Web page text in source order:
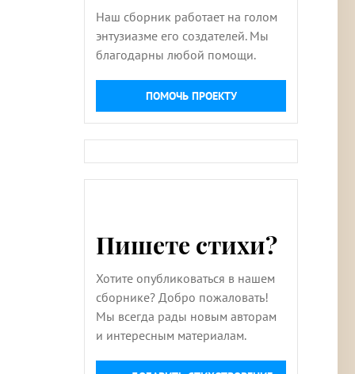
Наш сборник работает на голом
энтузиазме его создателей. Мы
благодарны любой помощи.
ПОМОЧЬ ПРОЕКТУ
Пишете стихи?
Хотите опубликоваться в нашем
сборнике? Добро пожаловать!
Мы всегда рады новым авторам
и интересным материалам.